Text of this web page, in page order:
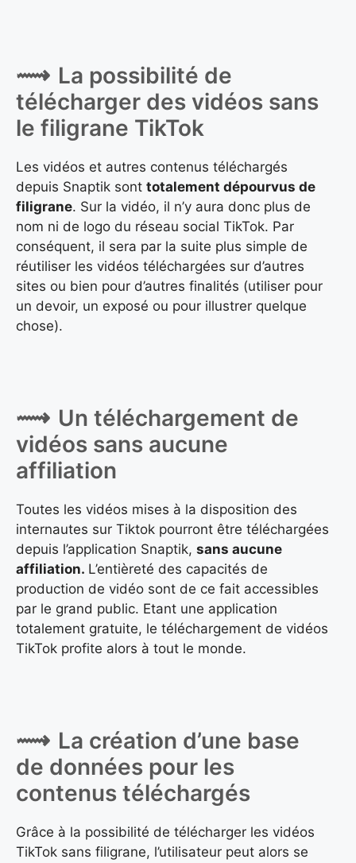
La possibilité de
télécharger des vidéos sans
le filigrane TikTok
Les vidéos et autres contenus téléchargés
depuis Snaptik sont totalement dépourvus de
filigrane. Sur la vidéo, il n’y aura donc plus de
nom ni de logo du réseau social TikTok. Par
conséquent, il sera par la suite plus simple de
réutiliser les vidéos téléchargées sur d’autres
sites ou bien pour d’autres finalités (utiliser pour
un devoir, un exposé ou pour illustrer quelque
chose).
Un téléchargement de
vidéos sans aucune
affiliation
Toutes les vidéos mises à la disposition des
internautes sur Tiktok pourront être téléchargées
depuis l’application Snaptik, sans aucune
affiliation. L’entièreté des capacités de
production de vidéo sont de ce fait accessibles
par le grand public. Etant une application
totalement gratuite, le téléchargement de vidéos
TikTok profite alors à tout le monde.
La création d’une base
de données pour les
contenus téléchargés
Grâce à la possibilité de télécharger les vidéos
TikTok sans filigrane, l’utilisateur peut alors se